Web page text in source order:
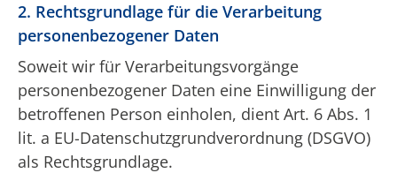
2. Rechtsgrundlage für die Verarbeitung
personenbezogener Daten
Soweit wir für Verarbeitungsvorgänge
personenbezogener Daten eine Einwilligung der
betroffenen Person einholen, dient Art. 6 Abs. 1
lit. a EU-Datenschutzgrundverordnung (DSGVO)
als Rechtsgrundlage.